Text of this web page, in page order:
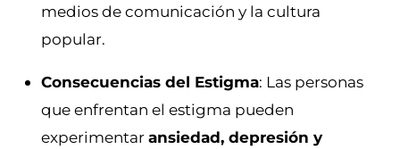
medios de comunicación y la cultura
popular.
Consecuencias del Estigma: Las personas
que enfrentan el estigma pueden
experimentaransiedad, depresión y